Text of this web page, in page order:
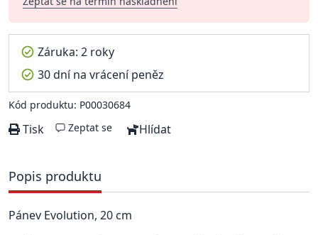
Záruka: 2 roky
30 dní na vrácení peněz
Kód produktu: P00030684
Tisk Zeptat se Hlídat
Popis produktu
Pánev Evolution, 20 cm